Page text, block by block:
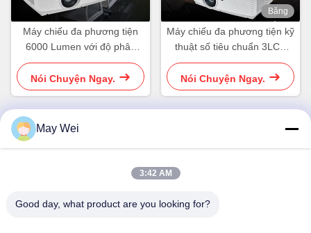
Máy chiếu đa phương tiện
6000 Lumen với độ phân
giải WXGA cho phòng họp
Nói Chuyện Ngay.
Băng
hình
Máy chiếu đa phương tiện kỹ
thuật số tiêu chuẩn 3LCD
WUXGA 5500 Lumens cho
hình ảnh rực rỡ rực rỡ
Nói Chuyện Ngay.
Liên lạc nhanh
611, Khối A, Trung tâm đổi mới Zhihui, Xixiang Street, Baoan
May Wei
3:42 AM
Good day, what product are you looking for?